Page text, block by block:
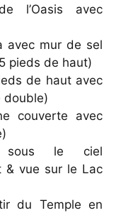
l’Oasis avec
avec mur de sel
pieds de haut)
de haut avec
double)
couverte avec
sous le ciel
& vue sur le Lac
du Temple en